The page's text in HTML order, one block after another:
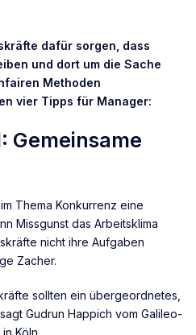
dafür sorgen, dass
und dort um die Sache
Methoden
vier Tipps für Manager:
Gemeinsame
Thema Konkurrenz eine
Missgunst das Arbeitsklima
nicht ihre Aufgaben
Zacher.
sollten ein übergeordnetes,
Gudrun Happich vom Galileo-
Köln.